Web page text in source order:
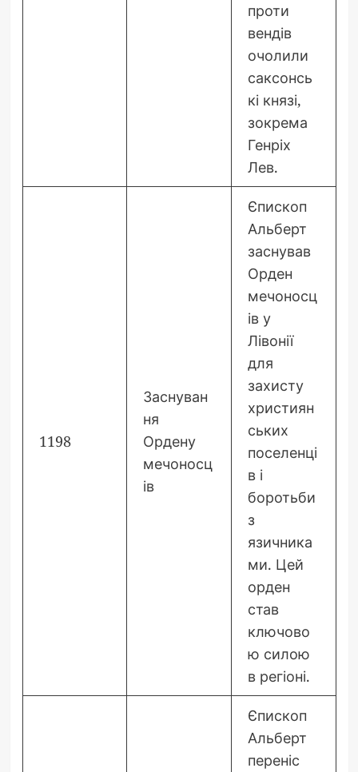
проти
вендів
очолили
саксонсь
кі князі,
зокрема
Генріх
Лев.
1198
Заснуван
ня
Ордену
мечоносц
ів
Єпископ
Альберт
заснував
Орден
мечоносц
ів у
Лівонії
для
захисту
християн
ських
поселенці
в і
боротьби
з
язичника
ми. Цей
орден
став
ключово
ю силою
в регіоні.
Єпископ
Альберт
переніс